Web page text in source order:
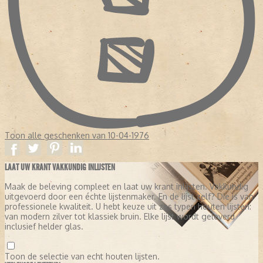
Toon alle geschenken van 10-04-1976
LAAT UW KRANT VAKKUNDIG INLIJSTEN
Maak de beleving compleet en laat uw krant inlijsten. Vakkundig
uitgevoerd door een échte lijstenmaker. En de lijst zelf? Die is van
professionele kwaliteit. U hebt keuze uit zes typen houten lijsten:
van modern zilver tot klassiek bruin. Elke lijst wordt geleverd
inclusief helder glas.
Toon de selectie van echt houten lijsten.